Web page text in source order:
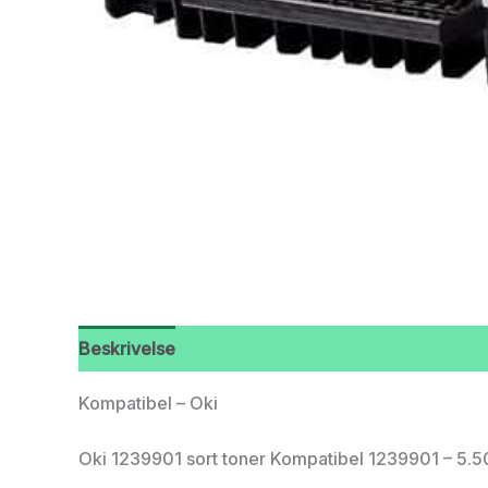
Beskrivelse
Kompatibel – Oki
Oki 1239901 sort toner Kompatibel 1239901 –